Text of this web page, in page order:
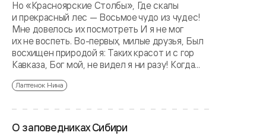
Но «Красноярские Столбы», Где скалы
и прекрасный лес — Восьмое чудо из чудес!
Мне довелось их посмотреть И я не мог
их не воспеть. Во-первых, милые друзья, Был
восхищен природой я: Таких красот и с гор
Кавказа, Бог мой, не видел я ни разу! Когда...
Лаптенок Нина
О заповедниках Сибири